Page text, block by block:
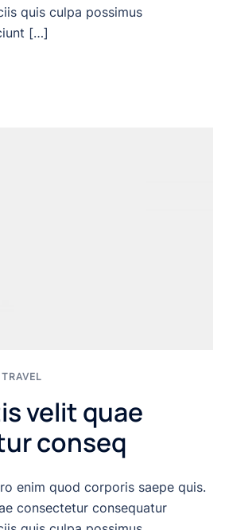
quis culpa possimus
[…]
TRAVEL
velit quae
conseq
enim quod corporis saepe quis.
consectetur consequatur